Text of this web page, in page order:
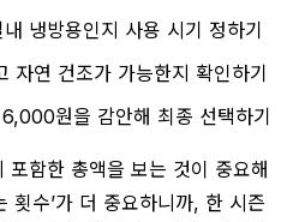
냉방용인지 사용 시기 정하기
자연 건조가 가능한지 확인하기
원을 감안해 최종 선택하기
포함한 총액을 보는 것이 중요해
횟수’가 더 중요하니까, 한 시즌